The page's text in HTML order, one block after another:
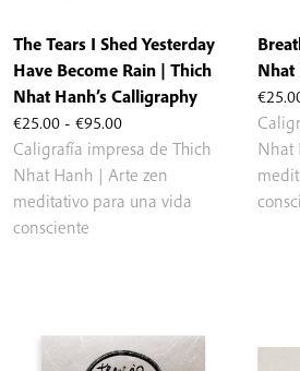
€25.00 - €95.00Rango
de
precios:
desde
The Tears I Shed Yesterday
Have Become Rain | Thich
Nhat Hanh’s Calligraphy
Caligrafía impresa de Thich
Nhat Hanh | Arte zen
meditativo para una vida
consciente
€
Nhat
Nhat